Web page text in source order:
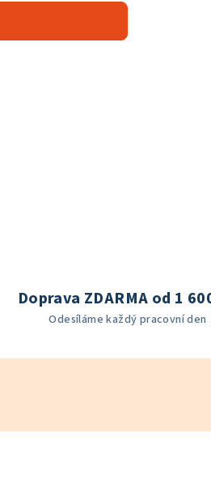
Doprava ZDARMA od 1
Odesíláme každý pracovní den